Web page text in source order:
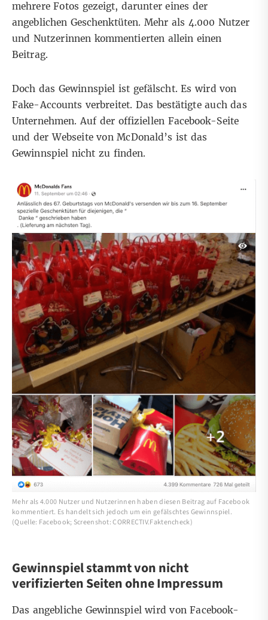
mehrere Fotos gezeigt, darunter eines der
angeblichen Geschenktüten. Mehr als 4.000 Nutzer
und Nutzerinnen kommentierten allein einen
Beitrag.
Doch das Gewinnspiel ist gefälscht. Es wird von
Fake-Accounts verbreitet. Das bestätigte auch das
Unternehmen. Auf der offiziellen Facebook-Seite
und der Webseite von McDonald’s ist das
Gewinnspiel nicht zu finden.
Mehr als 4.000 Nutzer und Nutzerinnen haben diesen Beitrag auf Facebook
kommentiert. Es handelt sich jedoch um ein gefälschtes Gewinnspiel.
(Quelle: Facebook; Screenshot: CORRECTIV.Faktencheck)
Gewinnspiel stammt von nicht
verifizierten Seiten ohne Impressum
Das angebliche Gewinnspiel wird vonFacebook-